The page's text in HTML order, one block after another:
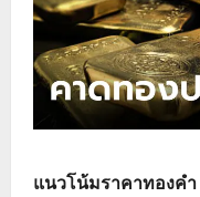
แนวโน้มราคาทองคำ